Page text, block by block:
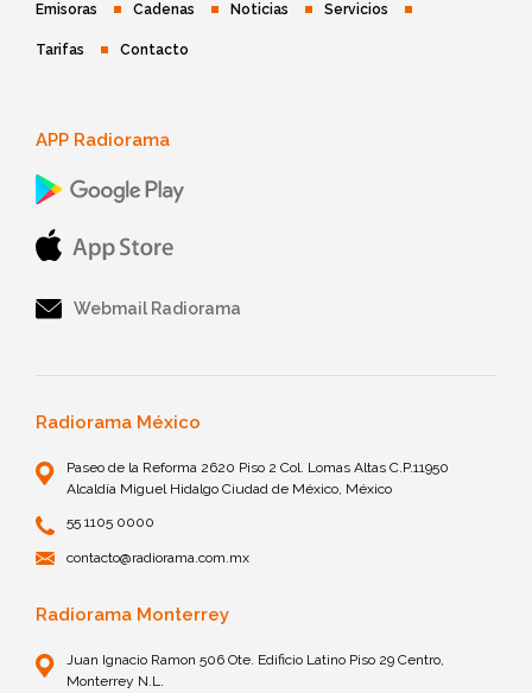
Emisoras Cadenas Noticias Servicios
Tarifas Contacto
APP Radiorama
Webmail Radiorama
Radiorama México
Paseo de la Reforma 2620 Piso 2 Col. Lomas Altas C.P.11950
Alcaldía Miguel Hidalgo Ciudad de México, México
55 1105 0000
contacto@radiorama.com.mx
Radiorama Monterrey
Juan Ignacio Ramon 506 Ote. Edificio Latino Piso 29 Centro,
Monterrey N.L.